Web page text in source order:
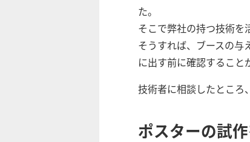
た。
そこで弊社の持つ技術を
そうすれば、ブースの与
に出す前に確認すること
技術者に相談したところ、
ポスターの試